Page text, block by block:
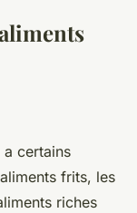
certains
frits, les
riches